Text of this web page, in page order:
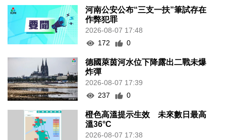
河南公安公布“三支一扶”筆試存在
作弊犯罪
2026-08-07 17:48
172
0
德國萊茵河水位下降露出二戰未爆
炸彈
2026-08-07 17:39
237
0
橙色高溫提示生效 未來數日最高
溫36°C
2026-08-07 17:38